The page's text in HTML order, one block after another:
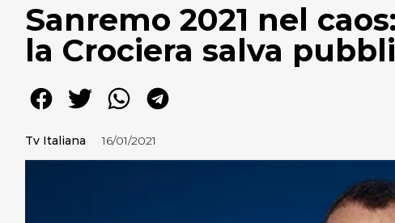
Sanremo 2021 nel
la Crociera salva
Tv Italiana 16/01/2021